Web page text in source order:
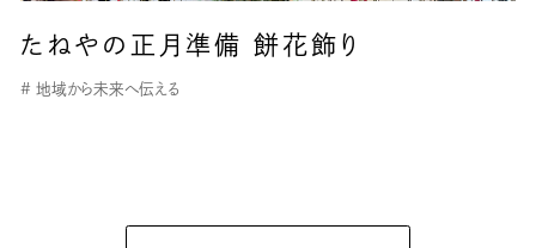
たねやの正月準備 餅花飾り
# 地域から未来へ伝える